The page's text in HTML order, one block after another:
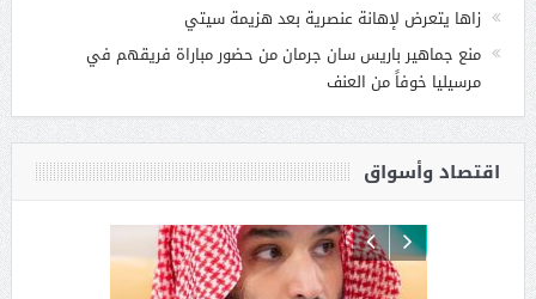
زاها يتعرض لإهانة عنصرية بعد هزيمة سيتي
منع جماهير باريس سان جرمان من حضور مباراة فريقهم في
مرسيليا خوفاً من العنف
اقتصاد وأسواق